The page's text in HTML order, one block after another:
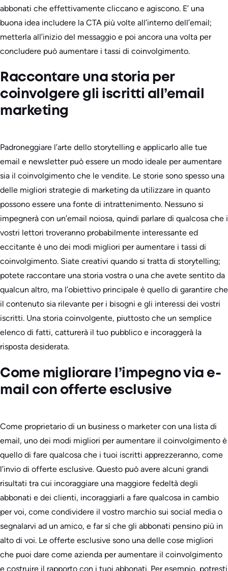
abbonati che effettivamente cliccano e agiscono. E’ una
buona idea includere la CTA più volte all’interno dell’email;
metterla all’inizio del messaggio e poi ancora una volta per
concludere può aumentare i tassi di coinvolgimento.
Raccontare una storia per
coinvolgere gli iscritti all’email
marketing
Padroneggiare l’arte dello storytelling e applicarlo alle tue
email e newsletter può essere un modo ideale per aumentare
sia il coinvolgimento che le vendite. Le storie sono spesso una
delle migliori strategie di marketing da utilizzare in quanto
possono essere una fonte di intrattenimento. Nessuno si
impegnerà con un’email noiosa, quindi parlare di qualcosa che i
vostri lettori troveranno probabilmente interessante ed
eccitante è uno dei modi migliori per aumentare i tassi di
coinvolgimento. Siate creativi quando si tratta di storytelling;
potete raccontare una storia vostra o una che avete sentito da
qualcun altro, ma l’obiettivo principale è quello di garantire che
il contenuto sia rilevante per i bisogni e gli interessi dei vostri
iscritti. Una storia coinvolgente, piuttosto che un semplice
elenco di fatti, catturerà il tuo pubblico e incoraggerà la
risposta desiderata.
Come migliorare l’impegno via e-
mail con offerte esclusive
Come proprietario di un business o marketer con una lista di
email, uno dei modi migliori per aumentare il coinvolgimento è
quello di fare qualcosa che i tuoi iscritti apprezzeranno, come
l’invio di offerte esclusive. Questo può avere alcuni grandi
risultati tra cui incoraggiare una maggiore fedeltà degli
abbonati e dei clienti, incoraggiarli a fare qualcosa in cambio
per voi, come condividere il vostro marchio sui social media o
segnalarvi ad un amico, e far sì che gli abbonati pensino più in
alto di voi. Le offerte esclusive sono una delle cose migliori
che puoi dare come azienda per aumentare il coinvolgimento
e costruire il rapporto con i tuoi abbonati. Per esempio, potresti